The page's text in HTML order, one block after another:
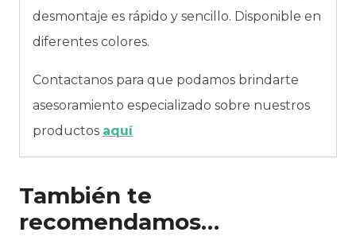
desmontaje es rápido y sencillo. Disponible en
diferentes colores.
Contactanos para que podamos brindarte
asesoramiento especializado sobre nuestros
productos aquí
También te
recomendamos…